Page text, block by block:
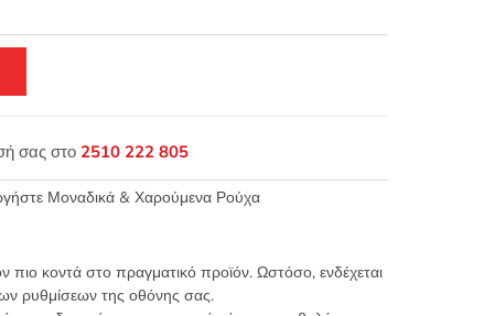
σας στο 2510 222 805
Μοναδικά & Χαρούμενα Ρούχα
πιο κοντά στο πραγματικό προϊόν. Ωστόσο, ενδέχεται
ρυθμίσεων της οθόνης σας.